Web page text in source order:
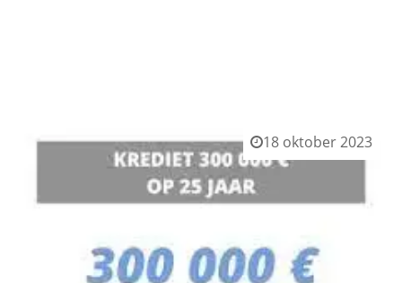
18 oktober 2023